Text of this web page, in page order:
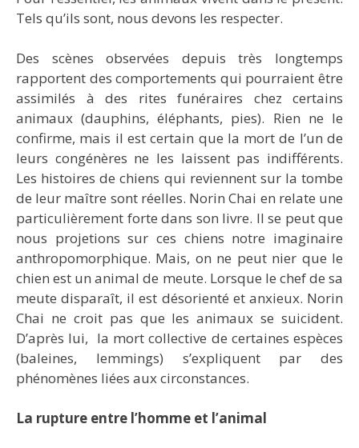
Tels qu’ils sont, nous devons les respecter.
Des scènes observées depuis très longtemps
rapportent des comportements qui pourraient être
assimilés à des rites funéraires chez certains
animaux (dauphins, éléphants, pies). Rien ne le
confirme, mais il est certain que la mort de l’un de
leurs congénères ne les laissent pas indifférents.
Les histoires de chiens qui reviennent sur la tombe
de leur maître sont réelles. Norin Chai en relate une
particulièrement forte dans son livre. Il se peut que
nous projetions sur ces chiens notre imaginaire
anthropomorphique. Mais, on ne peut nier que le
chien est un animal de meute. Lorsque le chef de sa
meute disparaît, il est désorienté et anxieux. Norin
Chai ne croit pas que les animaux se suicident.
D’après lui, la mort collective de certaines espèces
(baleines, lemmings) s’expliquent par des
phénomènes liées aux circonstances.
La rupture entre l’homme et l’animal